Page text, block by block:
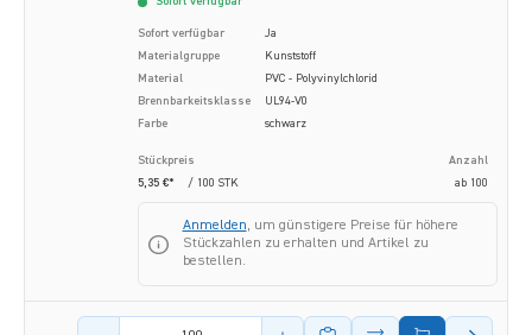
Sofort verfügbar
Ja
Materialgruppe
Kunststoff
Material
PVC - Polyvinylchlorid
Brennbarkeitsklasse
UL94-V0
Farbe
schwarz
Stückpreis
Anzahl
5,35 €*
/ 100 STK ab 100
Anmelden, um günstigere Preise für höhere
Stückzahlen zu erhalten und Artikel zu
bestellen.
Menge des Artikels